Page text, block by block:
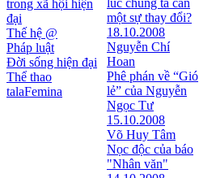
trong xã hội hiện
đại
Thế hệ @
Pháp luật
Đời sống hiện đại
Thể thao
talaFemina
lúc chúng ta cần
một sự thay đổi?
18.10.2008
Nguyễn Chí
Hoan
Phê phán về “Gió
lẻ” của Nguyễn
Ngọc Tư
15.10.2008
Võ Huy Tâm
Nọc độc của báo
"Nhân văn"